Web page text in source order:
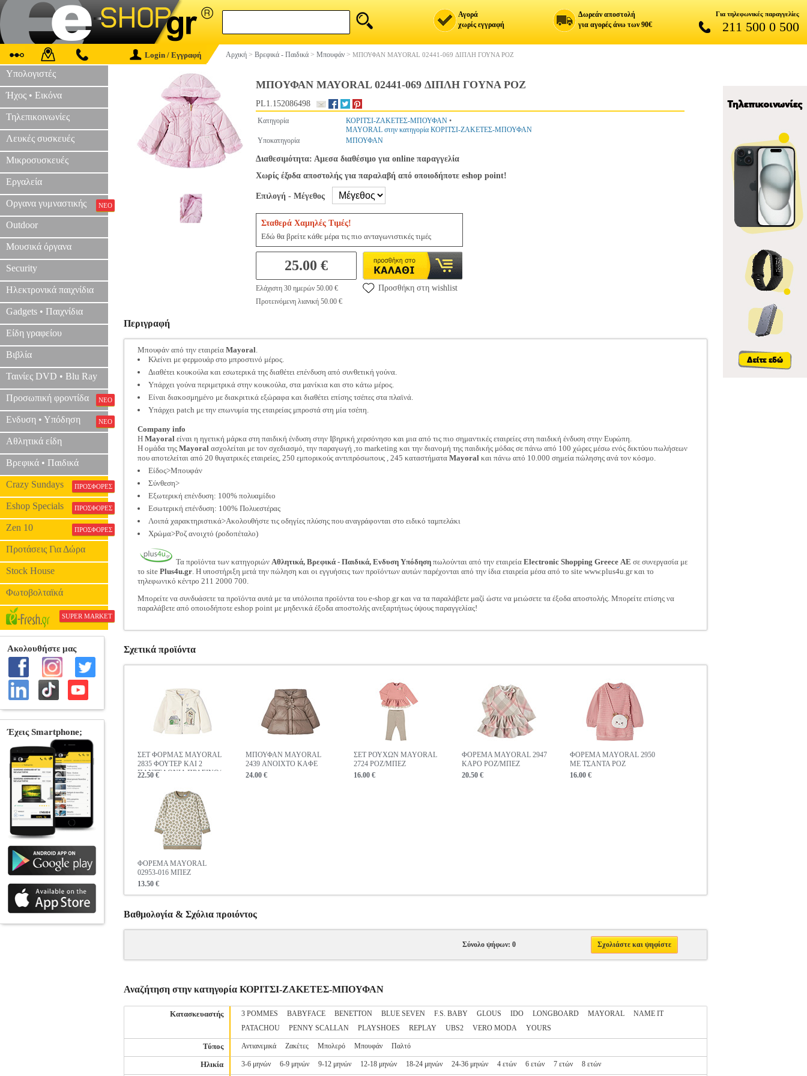
Αγορά
χωρίς εγγραφή
Δωρεάν αποστολή
για αγορές άνω των 90€
Για τηλεφωνικές παραγγελίες
211 500 0 500
Login / Εγγραφή Αρχική > Βρεφικά - Παιδικά > Μπουφάν > ΜΠΟΥΦΑΝ MAYORAL 02441-069 ΔΙΠΛΗ ΓΟΥΝΑ ΡΟΖ
Υπολογιστές
Ήχος • Εικόνα
Τηλεπικοινωνίες
Λευκές συσκευές
Μικροσυσκευές
Εργαλεία
Οργανα γυμναστικής ΝΕΟ
Outdoor
Μουσικά όργανα
Security
Ηλεκτρονικά παιχνίδια
Gadgets • Παιχνίδια
Είδη γραφείου
Βιβλία
Ταινίες DVD • Blu Ray
Προσωπική φροντίδα ΝΕΟ
Ενδυση • Υπόδηση ΝΕΟ
Αθλητικά είδη
Βρεφικά • Παιδικά
Crazy Sundays ΠΡΟΣΦΟΡΕΣ
Eshop Specials ΠΡΟΣΦΟΡΕΣ
Zen 10 ΠΡΟΣΦΟΡΕΣ
Προτάσεις Για Δώρα
Stock House
Φωτοβολταϊκά
SUPER MARKET
ΜΠΟΥΦΑΝ MAYORAL 02441-069 ΔΙΠΛΗ ΓΟΥΝΑ ΡΟΖ
PL1.152086498
Κατηγορία ΚΟΡΙΤΣΙ-ΖΑΚΕΤΕΣ-ΜΠΟΥΦΑΝ •
MAYORAL στην κατηγορία ΚΟΡΙΤΣΙ-ΖΑΚΕΤΕΣ-ΜΠΟΥΦΑΝ
Υποκατηγορία
ΜΠΟΥΦΑΝ
Διαθεσιμότητα: Αμεσα διαθέσιμο για online παραγγελία
Χωρίς έξοδα αποστολής για παραλαβή από οποιοδήποτε eshop point!
Επιλογή - Μέγεθος
Σταθερά Χαμηλές Τιμές!
Εδώ θα βρείτε κάθε μέρα τις πιο ανταγωνιστικές τιμές
25.00 €
Ελάχιστη 30 ημερών 50.00 €
Προτεινόμενη λιανική 50.00 €
Προσθήκη στη wishlist
Περιγραφή
Μπουφάν από την εταιρεία Mayoral.
Κλείνει με φερμουάρ στο μπροστινό μέρος.
Διαθέτει κουκούλα και εσωτερικά της διαθέτει επένδυση από συνθετική γούνα.
Υπάρχει γούνα περιμετρικά στην κουκούλα, στα μανίκια και στο κάτω μέρος.
Είναι διακοσμημένο με διακριτικά εξώραφα και διαθέτει επίσης τσέπες στα πλαϊνά.
Υπάρχει patch με την επωνυμία της εταιρείας μπροστά στη μία τσέπη.
Company info
Η Mayoral είναι η ηγετική μάρκα στη παιδική ένδυση στην Ιβηρική χερσόνησο και μια από τις πιο σημαντικές εταιρείες στη παιδική ένδυση στην Ευρώπη.
Η ομάδα της Mayoral ασχολείται με τον σχεδιασμό, την παραγωγή ,το marketing και την διανομή της παιδικής μόδας σε πάνω από 100 χώρες μέσω ενός δικτύου πωλήσεων
που αποτελείται από 20 θυγατρικές εταιρείες, 250 εμπορικούς αντιπρόσωπους , 245 καταστήματα Mayoral και πάνω από 10.000 σημεία πώλησης ανά τον κόσμο.
Είδος>Μπουφάν
Σύνθεση>
Εξωτερική επένδυση: 100% πολυαμίδιο
Εσωτερική επένδυση: 100% Πολυεστέρας
Λοιπά χαρακτηριστικά>Ακολουθήστε τις οδηγίες πλύσης που αναγράφονται στο ειδικό ταμπελάκι
Χρώμα>Ροζ ανοιχτό (ροδοπέταλο)
Τα προϊόντα των κατηγοριών Αθλητικά, Βρεφικά - Παιδικά, Ενδυση Υπόδηση πωλούνται από την εταιρεία Electronic Shopping Greece ΑΕ σε συνεργασία με
το site Plus4u.gr. Η υποστήριξη μετά την πώληση και οι εγγυήσεις των προϊόντων αυτών παρέχονται από την ίδια εταιρεία μέσα από το site www.plus4u.gr και το
τηλεφωνικό κέντρο 211 2000 700.
Μπορείτε να συνδυάσετε τα προϊόντα αυτά με τα υπόλοιπα προϊόντα του e-shop.gr και να τα παραλάβετε μαζί ώστε να μειώσετε τα έξοδα αποστολής. Μπορείτε επίσης να
παραλάβετε από οποιοδήποτε eshop point με μηδενικά έξοδα αποστολής ανεξαρτήτως ύψους παραγγελίας!
Σχετικά προϊόντα
ΣΕΤ ΦΟΡΜΑΣ MAYORAL
2835 ΦΟΥΤΕΡ ΚΑΙ 2
ΠΑΝΤΕΛΟΝΙΑ ΠΡΑΣΙΝΟ/
22.50 €
ΜΠΟΥΦΑΝ MAYORAL
2439 ΑΝΟΙΧΤΟ ΚΑΦΕ
24.00 €
ΣΕΤ ΡΟΥΧΩΝ MAYORAL
2724 ΡΟΖ/ΜΠΕΖ
16.00 €
ΦΟΡΕΜΑ MAYORAL 2947
ΚΑΡΟ ΡΟΖ/ΜΠΕΖ
20.50 €
ΦΟΡΕΜΑ MAYORAL 2950
ΜΕ ΤΣΑΝΤΑ ΡΟΖ
16.00 €
ΦΟΡΕΜΑ MAYORAL
02953-016 ΜΠΕΖ
13.50 €
Βαθμολογία & Σχόλια προιόντος
Σύνολο ψήφων: 0 Σχολιάστε και ψηφίστε
Αναζήτηση στην κατηγορία ΚΟΡΙΤΣΙ-ΖΑΚΕΤΕΣ-ΜΠΟΥΦΑΝ
Κατασκευαστής 3 POMMES BABYFACE BENETTON BLUE SEVEN F.S. BABY GLOUS IDO LONGBOARD MAYORAL
NAME IT
PATACHOU
PENNY SCALLAN PLAYSHOES REPLAY UBS2 VERO MODA YOURS
Τύπος Αντιανεμικά Ζακέτες Μπολερό Μπουφάν Παλτό
Ηλικία 3-6 μηνών 6-9 μηνών 9-12 μηνών 12-18 μηνών 18-24 μηνών 24-36 μηνών 4 ετών 6 ετών 7 ετών 8 ετών